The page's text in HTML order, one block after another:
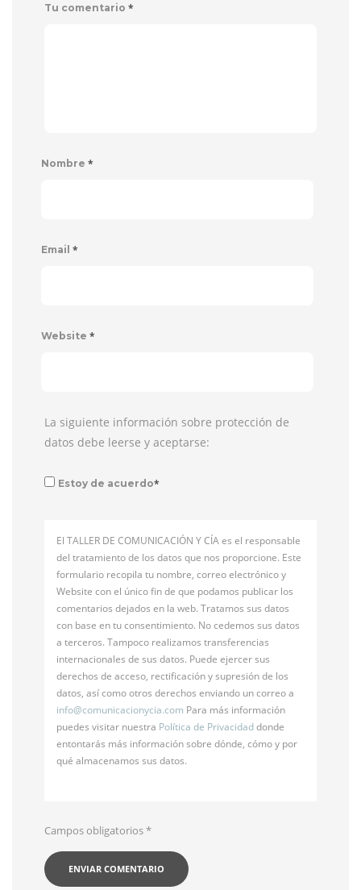
Tu comentario *
Nombre *
Email *
Website *
La siguiente información sobre protección de
datos debe leerse y aceptarse:
Estoy de acuerdo*
El TALLER DE COMUNICACIÓN Y CÍA es el responsable
del tratamiento de los datos que nos proporcione. Este
formulario recopila tu nombre, correo electrónico y
Website con el único fin de que podamos publicar los
comentarios dejados en la web. Tratamos sus datos
con base en tu consentimiento. No cedemos sus datos
a terceros. Tampoco realizamos transferencias
internacionales de sus datos. Puede ejercer sus
derechos de acceso, rectificación y supresión de los
datos, así como otros derechos enviando un correo a
info@comunicacionycia.com Para más información
puedes visitar nuestra Política de Privacidaddonde
entontarás más información sobre dónde, cómo y por
qué almacenamos sus datos.
Campos obligatorios*